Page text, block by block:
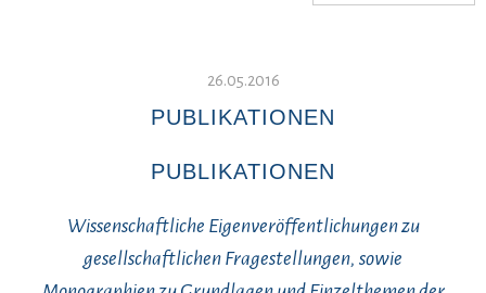
VERÖFFENTLICHUNGEN
26.05.2016
PUBLIKATIONEN
PUBLIKATIONEN
Wissenschaftliche Eigenveröffentlichungen zu
gesellschaftlichen Fragestellungen, sowie